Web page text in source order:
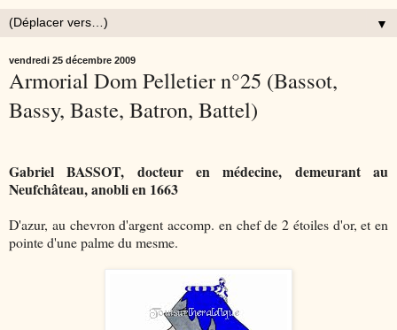
▼
vendredi 25 décembre 2009
Armorial Dom Pelletier n°25 (Bassot,
Bassy, Baste, Batron, Battel)
Gabriel BASSOT, docteur en médecine, demeurant au
Neufchâteau, anobli en 1663
D'azur, au chevron d'argent accomp. en chef de 2 étoiles d'or, et en
pointe d'une palme du mesme.